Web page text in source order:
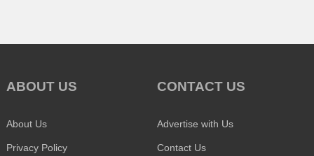
ABOUT US
About Us
Privacy Policy
CONTACT US
Advertise with Us
Contact Us